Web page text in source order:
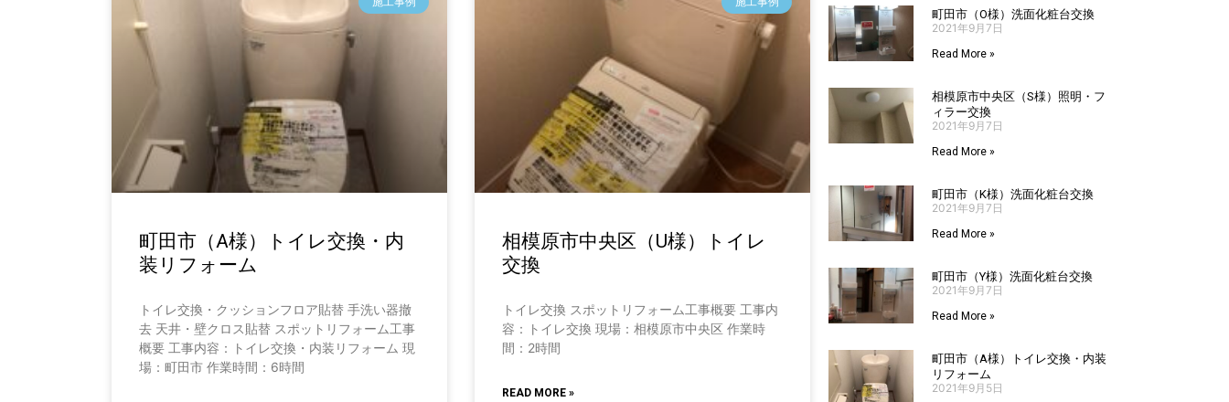
町田市（A様）トイレ交換・内
装リフォーム
トイレ交換・クッションフロア貼替 手洗い器撤
去 天井・壁クロス貼替 スポットリフォーム工事
概要 工事内容：トイレ交換・内装リフォーム 現
場：町田市 作業時間：6時間
相模原市中央区（U様）トイレ
交換
トイレ交換 スポットリフォーム工事概要 工事内
容：トイレ交換 現場：相模原市中央区 作業時
間：2時間
READ MORE »
町田市（O様）洗面化粧台交換
2021年9月7日
Read More »
相模原市中央区（S様）照明・フ
ィラー交換
2021年9月7日
Read More »
町田市（K様）洗面化粧台交換
2021年9月7日
Read More »
町田市（Y様）洗面化粧台交換
2021年9月7日
Read More »
町田市（A様）トイレ交換・内装
リフォーム
2021年9月5日